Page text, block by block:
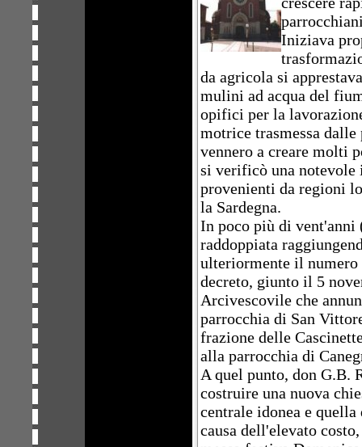
Iniziava
da agricola si
mulini ad acqua del
opifici per la
motrice trasmessa
vennero a creare molti
si verificò una
provenienti da regioni
la Sardegna.
In poco più di vent'anni
raddoppiata
ulteriormente il
decreto, giunto il 5
Arcivescovile che
parrocchia di San
frazione delle
alla parrocchia di
A quel punto, don G.B.
costruire una nuova
centrale idonea e
causa dell'elevato